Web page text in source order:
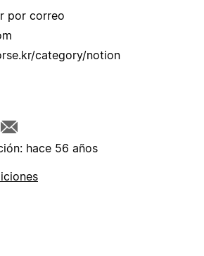
por correo
category/notion
hace 56 años